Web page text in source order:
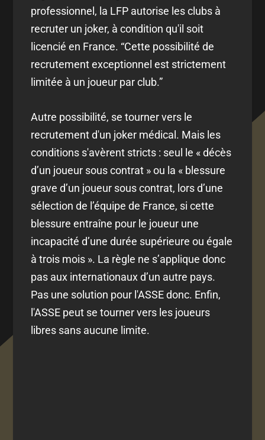
professionnel, la LFP autorise les clubs à
recruter un joker, à condition qu'il soit
licencié en France. “Cette possibilité de
recrutement exceptionnel est strictement
limitée à un joueur par club.”
Autre possibilité, se tourner vers le
recrutement d'un joker médical. Mais les
conditions s'avèrent stricts : seul le « décès
d’un joueur sous contrat » ou la « blessure
grave d’un joueur sous contrat, lors d’une
sélection de l’équipe de France, si cette
blessure entraîne pour le joueur une
incapacité d’une durée supérieure ou égale
à trois mois ». La règle ne s’applique donc
pas aux internationaux d’un autre pays.
Pas une solution pour l'ASSE donc. Enfin,
l'ASSE peut se tourner vers les joueurs
libres sans aucune limite.